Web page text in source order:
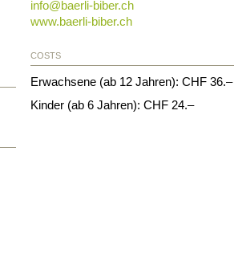
info@baerli-biber.ch
www.baerli-biber.ch
COSTS
Erwachsene (ab 12 Jahren): CHF 36.–
Kinder (ab 6 Jahren): CHF 24.–